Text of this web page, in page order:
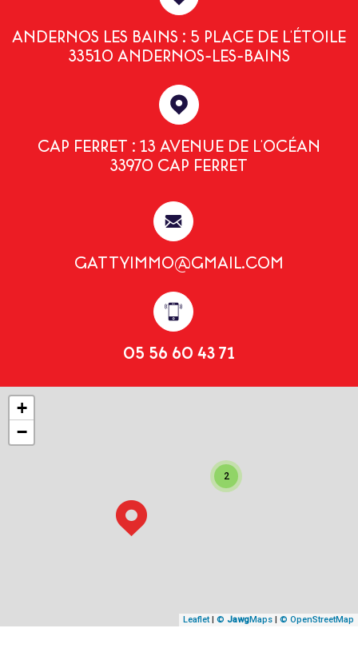
ANDERNOS LES BAINS : 5 PLACE DE L'ÉTOILE
33510 ANDERNOS-LES-BAINS
CAP FERRET : 13 AVENUE DE L'OCÉAN
33970 CAP FERRET
GATTYIMMO@GMAIL.COM
05 56 60 43 71
2
+
−
Leaflet| © JawgMaps © OpenStreetMap